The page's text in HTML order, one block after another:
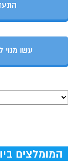
עשו
המומלצים